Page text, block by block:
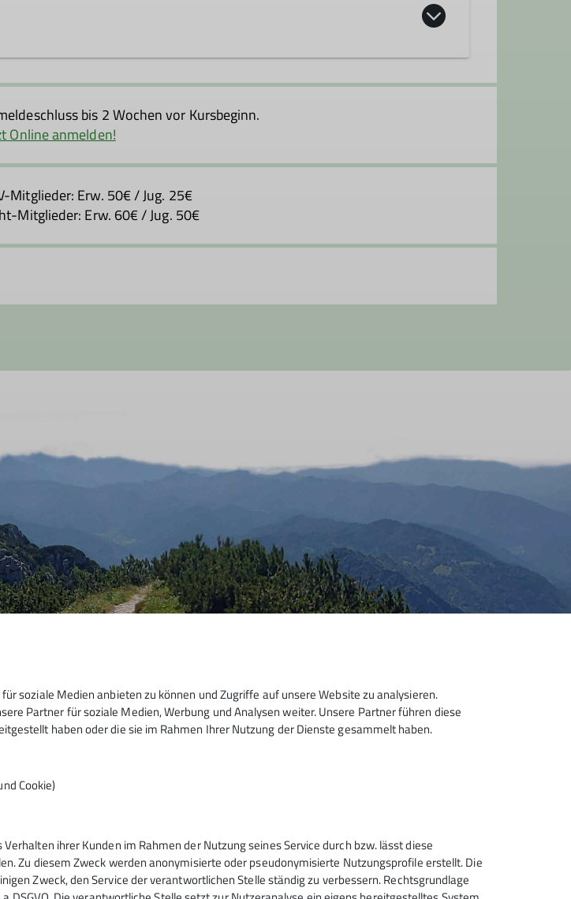
bis 2 Wochen vor Kursbeginn.
Online anmelden!
Mitglieder: Erw. 50€ / Jug. 25€
Mitglieder: Erw. 60€ / Jug. 50€
Service
Sektion Hanau des Deutschen
Alpenvereins e.V.
Krämerstr. 8
soziale Medien anbieten zu können und Zugriffe auf unsere Website zu analysieren.
Partner für soziale Medien, Werbung und Analysen weiter. Unsere Partner führen diese
haben oder die sie im Rahmen Ihrer Nutzung der Dienste gesammelt haben.
Cookie)
ihrer Kunden im Rahmen der Nutzung seines Service durch bzw. lässt diese
Zu diesem Zweck werden anonymisierte oder pseudonymisierte Nutzungsprofile erstellt. Die
Zweck, den Service der verantwortlichen Stelle ständig zu verbessern. Rechtsgrundlage